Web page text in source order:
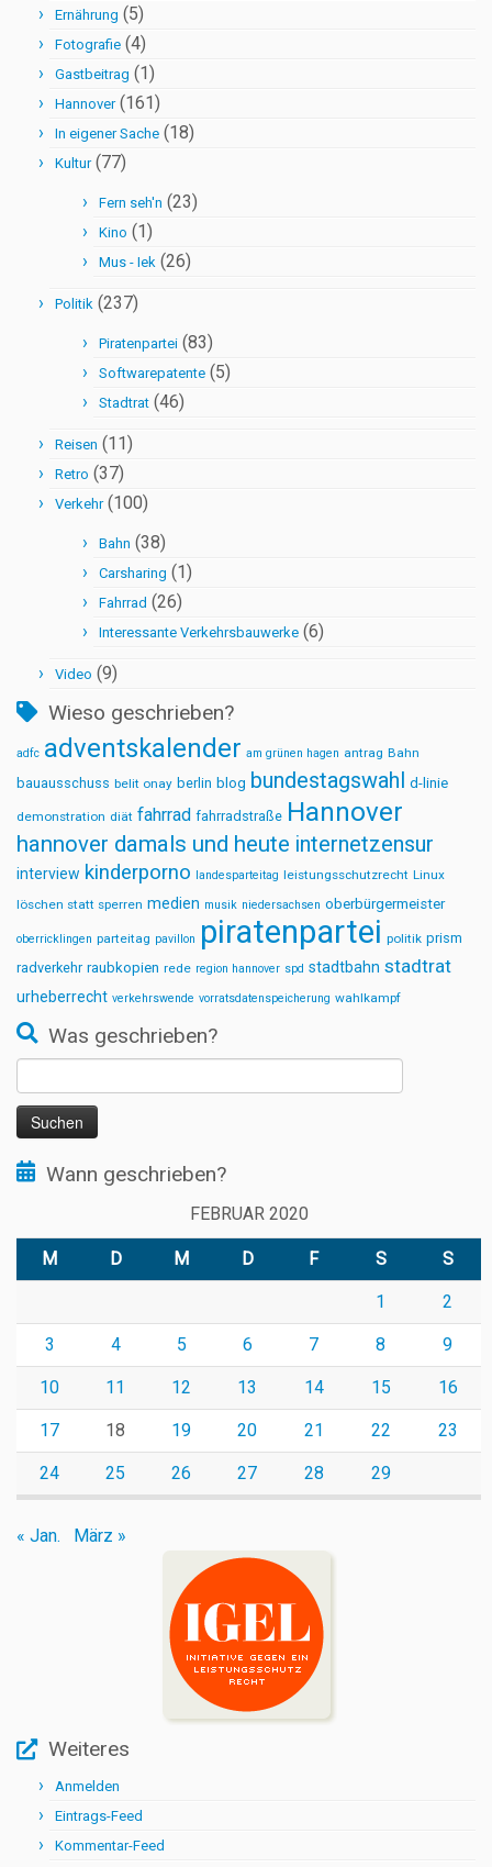
Ernährung (5)
Fotografie (4)
Gastbeitrag (1)
Hannover(161)
In eigener Sache (18)
Kultur(77)
Fern seh'n (23)
Kino (1)
Mus - Iek (26)
Politik (237)
Piratenpartei (83)
Softwarepatente (5)
Stadtrat (46)
Reisen (11)
Retro (37)
Verkehr(100)
Bahn (38)
Carsharing (1)
Fahrrad (26)
Interessante Verkehrsbauwerke (6)
Video (9)
Wieso geschrieben?
adfc adventskalender am grünen hagen antrag Bahn
bauausschuss belit onay berlin blog bundestagswahl d-linie
demonstration diät fahrrad fahrradstraße Hannover
hannover damals und heute internetzensur
interview kinderporno landesparteitag leistungsschutzrecht Linux
löschen statt sperren medien musik niedersachsen oberbürgermeister
oberricklingen parteitag pavillon piratenpartei politik prism
radverkehr raubkopien rede region hannover spd stadtbahn stadtrat
urheberrecht verkehrswende vorratsdatenspeicherung wahlkampf
Was geschrieben?
nach:
Wann geschrieben?
FEBRUAR 2020
M D M D F S S
1 2
3 4 5 6 7 8 9
10 11 12 13 14 15 16
17 18 19 20 21 22 23
24 25 26 27 28 29
« Jan. März »
Weiteres
Anmelden
Eintrags-Feed
Kommentar-Feed